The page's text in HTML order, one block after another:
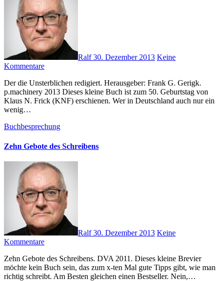
Ralf30. Dezember 2013 Keine
Kommentare
Der die Unsterblichen redigiert. Herausgeber: Frank G. Gerigk.
p.machinery 2013 Dieses kleine Buch ist zum 50. Geburtstag von
Klaus N. Frick (KNF) erschienen. Wer in Deutschland auch nur ein
wenig…
Buchbesprechung
Zehn Gebote des Schreibens
Ralf30. Dezember 2013 Keine
Kommentare
Zehn Gebote des Schreibens. DVA 2011. Dieses kleine Brevier
möchte kein Buch sein, das zum x-ten Mal gute Tipps gibt, wie man
richtig schreibt. Am Besten gleichen einen Bestseller. Nein,…